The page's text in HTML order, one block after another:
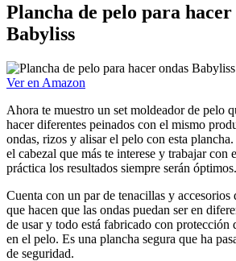
Plancha de pelo para hacer
Babyliss
Ver en Amazon
Ahora te muestro un set moldeador de pelo
hacer diferentes peinados con el mismo
ondas, rizos y alisar el pelo con esta
el cabezal que más te interese y trabajar con
práctica los resultados siempre serán óptimos.
Cuenta con un par de tenacillas y accesorios
que hacen que las ondas puedan ser en
de usar y todo está fabricado con protección
en el pelo. Es una plancha segura que ha
de seguridad.